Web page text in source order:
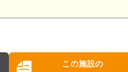
この施設の